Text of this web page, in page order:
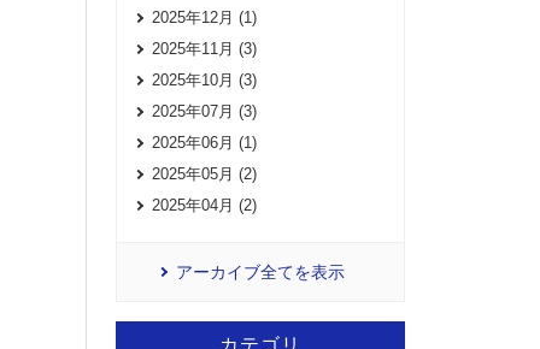
2025年12月 (1)
2025年11月 (3)
2025年10月 (3)
2025年07月 (3)
2025年06月 (1)
2025年05月 (2)
2025年04月 (2)
アーカイブ全てを表示
カテゴリ